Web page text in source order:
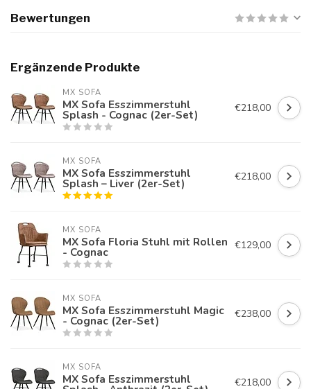
Bewertungen
Ergänzende Produkte
MX SOFA
MX Sofa Esszimmerstuhl
Splash - Cognac (2er-Set) €218,00
MX SOFA
MX Sofa Esszimmerstuhl
Splash – Liver (2er-Set) €218,00
MX SOFA
MX Sofa Floria Stuhl mit Rollen
- Cognac €129,00
MX SOFA
MX Sofa Esszimmerstuhl Magic
- Cognac (2er-Set) €238,00
MX SOFA
MX Sofa Esszimmerstuhl €218,00